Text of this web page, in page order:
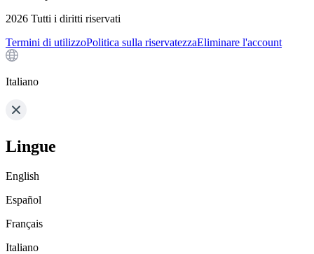
2026 Tutti i diritti riservati
Termini di utilizzoPolitica sulla riservatezzaEliminare l'account
Italiano
Lingue
English
Español
Français
Italiano